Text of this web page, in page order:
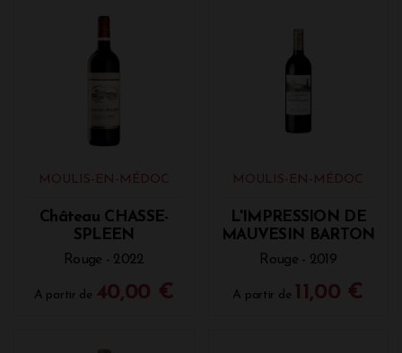
MOULIS-EN-MÉDOC
Château CHASSE-
SPLEEN
Rouge - 2022
A partir de 40,00 €
MOULIS-EN-MÉDOC
L'IMPRESSION DE
MAUVESIN BARTON
Rouge - 2019
A partir de 11,00 €